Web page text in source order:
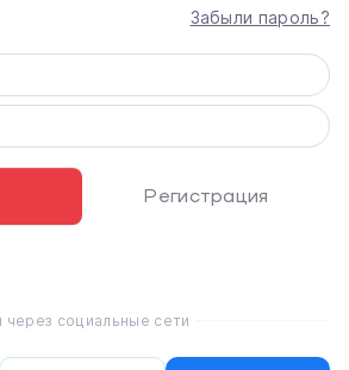
амортизацию при
iPhone.
for iPhone 11 Space Crystal
Забыли пароль?
Регистрация
через социальные сети